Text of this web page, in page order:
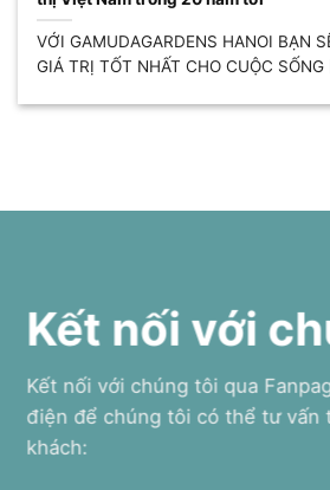
VỚI GAMUDAGARDENS HANOI BẠN
GIÁ TRỊ TỐT NHẤT CHO CUỘC SỐNG
Kết nối với
Kết nối với chúng tôi qua
điện để chúng tôi có thể tư vấn
khách: